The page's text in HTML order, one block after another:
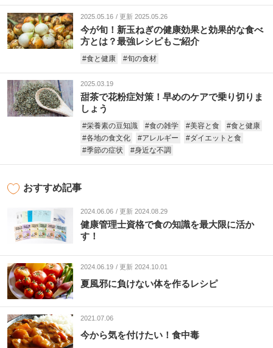
今が旬！新玉ねぎの健康効果と効果的な食べ
方とは？最強レシピもご紹介
2025.05.16 更新 2025.05.26
#食と健康 #旬の食材
甜茶で花粉症対策！早めのケアで乗り切りま
しょう
2025.03.19
#栄養素の豆知識 #食の雑学 #美容と食
#食と健康
#各地の食文化
#アレルギー
#ダイエットと食
#季節の症状
#身近な不調
おすすめ記事
健康管理士資格で食の知識を最大限に活か
す！
2024.06.06 更新 2024.08.29
夏風邪に負けない体を作るレシピ
2024.06.19 更新 2024.10.01
今から気を付けたい！食中毒
2021.07.06